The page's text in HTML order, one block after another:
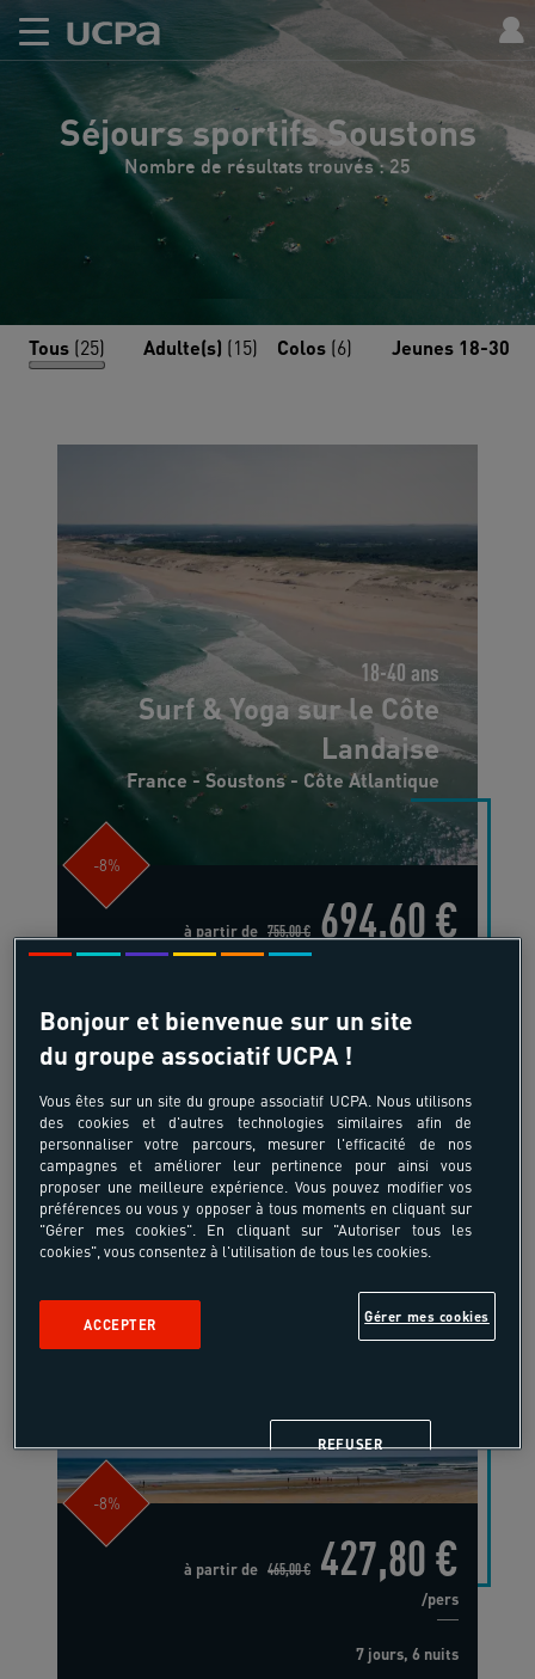
Séjours sportifs Soustons
Nombre de résultats trouvés : 25
Tous (25) Adulte(s) (15) Colos (6) Jeunes 18-30
18-40 ans
Surf & Yoga sur le Côte
Landaise
France - Soustons - Côte Atlantique
-8%
à partir de 755,00 € 694,60 €
7 jours, 6 nuits
18-40 ans
Pack bon plan dans les
France - Soustons - Côte Atlantique
-8%
à partir de 465,00 € 427,80 €
/pers
7 jours, 6 nuits
Bonjour et bienvenue sur un site
du groupe associatif UCPA !
Vous êtes sur un site du groupe associatif UCPA. Nous utilisons
des cookies et d'autres technologies similaires afin de
personnaliser votre parcours, mesurer l'efficacité de nos
campagnes et améliorer leur pertinence pour ainsi vous
proposer une meilleure expérience. Vous pouvez modifier vos
préférences ou vous y opposer à tous moments en cliquant sur
"Gérer mes cookies". En cliquant sur "Autoriser tous les
cookies", vous consentez à l'utilisation de tous les cookies.
Gérer mes cookies
REFUSER
ACCEPTER